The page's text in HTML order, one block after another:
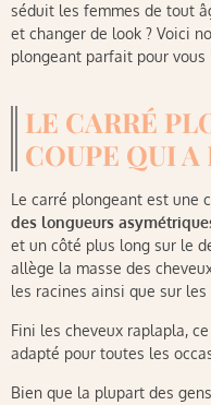
séduit les femmes de tout
et changer de look ? Voici
plongeant parfait pour vous
LE CARRÉ
COUPE QUI
Le carré plongeant est une
des longueurs
et un côté plus long sur le
allège la masse des
les racines ainsi que sur les
Fini les cheveux raplapla,
adapté pour toutes les
Bien que la plupart des